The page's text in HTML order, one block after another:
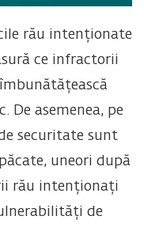
rău intenționate
ce infractorii
De asemenea, pe
securitate sunt
uneori după
rău intenționați
de